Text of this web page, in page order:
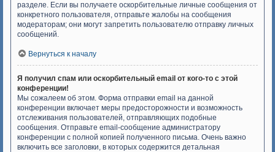
разделе. Если вы получаете оскорбительные личные сообщения от
конкретного пользователя, отправьте жалобы на сообщения
модераторам; они могут запретить пользователю отправку личных
сообщений.
Вернуться к началу
Я получил спам или оскорбительный email от кого-то с этой
конференции!
Мы сожалеем об этом. Форма отправки email на данной
конференции включает меры предосторожности и возможность
отслеживания пользователей, отправляющих подобные
сообщения. Отправьте email-сообщение администратору
конференции с полной копией полученного письма. Очень важно
включить все заголовки, в которых содержится детальная